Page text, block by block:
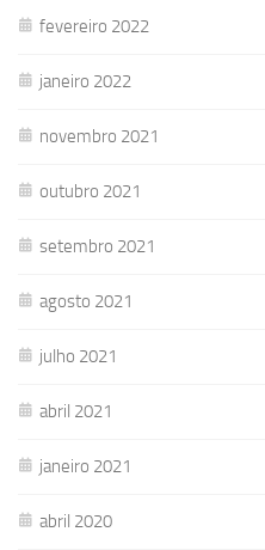
fevereiro 2022
janeiro 2022
novembro 2021
outubro 2021
setembro 2021
agosto 2021
julho 2021
abril 2021
janeiro 2021
abril 2020